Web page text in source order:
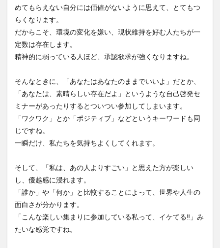
めてもらえない自分には価値がないように思えて、とてもつ
らくなります。
だからこそ、環境の変化を嫌い、現状維持を好む人たちが一
定数は存在します。
精神的に弱っている人ほど、承認欲求が強くなりますね。
そんなときに、「あなたはあなたのままでいいよ」だとか、
「あなたは、素晴らしい存在だよ」というような自己啓発セ
ミナーがあったりするとついつい参加してしまいます。
「ワクワク」とか「ポジティブ」などというキーワードも同
じですね。
一瞬だけ、私たちを気持ちよくしてくれます。
そして、「私は、あの人よりすごい」と思えた方が楽しい
し、優越感に浸れます。
「誰か」や「何か」と比較することによって、世界や人生の
面白さが分かります。
「こんな楽しい集まりに参加している私って、イケてる‼」み
たいな感覚ですね。
ハンドソープ
ビジネスマインド
ビジネス哲学
ひび